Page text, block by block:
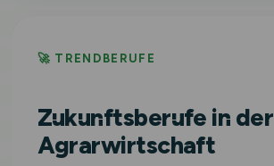
🚀 TRENDBERUFE
Zukunftsberufe in der
Agrarwirtschaft